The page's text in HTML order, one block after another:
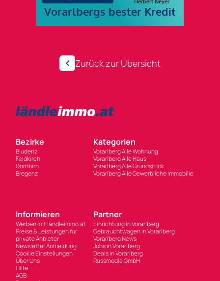
Zurück zur Übersicht
Bezirke
Bludenz
Feldkirch
Dornbirn
Bregenz
Kategorien
Vorarlberg Alle Wohnung
Vorarlberg Alle Haus
Vorarlberg Alle Grundstück
Vorarlberg Alle Gewerbliche Immobilie
Informieren
Werben mit ländleimmo.at
Preise & Leistungen für
private Anbieter
Newsletter Anmeldung
Cookie Einstellungen
Über Uns
Hilfe
AGB
Partner
Einrichtung in Vorarlberg
Gebrauchtwagen in Vorarlberg
Vorarlberg News
Jobs in Vorarlberg
Deals in Vorarlberg
Russmedia GmbH